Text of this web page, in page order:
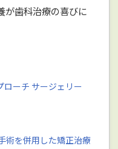
が歯科治療の喜びに
ーチ サージェリー
術を併用した矯正治療